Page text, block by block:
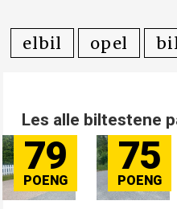
elbil opel bil
Les alle biltestene
79 75